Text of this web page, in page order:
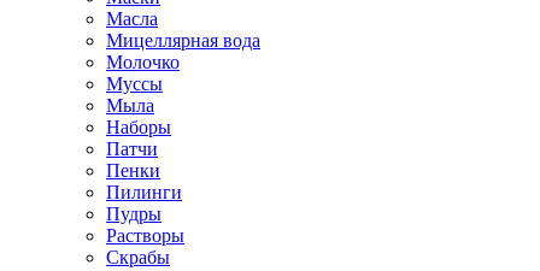
Масла
Мицеллярная вода
Молочко
Муссы
Мыла
Наборы
Патчи
Пенки
Пилинги
Пудры
Растворы
Скрабы